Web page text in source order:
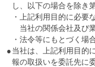
し、以下の場合を除き
・
上記利用目的に必要
当社の関係会社及び
・ 法令等にもとづく場
● 当社は、上記利用目的
報の取扱いを委託先に